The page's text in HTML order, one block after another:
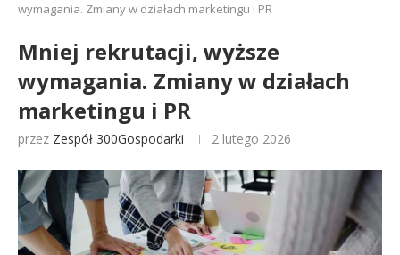
wymagania. Zmiany w działach marketingu i PR
Mniej rekrutacji, wyższe
wymagania. Zmiany w działach
marketingu i PR
przez Zespół 300Gospodarki 2 lutego 2026